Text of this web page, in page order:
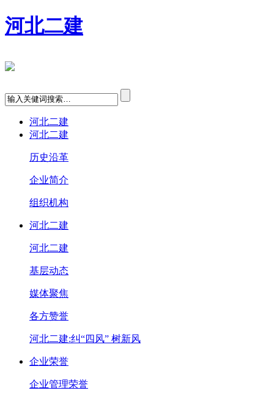
河北二建
河北二建
河北二建
历史沿革
企业简介
组织机构
河北二建
河北二建
基层动态
媒体聚焦
各方赞誉
河北二建:纠“四风” 树新风
企业荣誉
企业管理荣誉